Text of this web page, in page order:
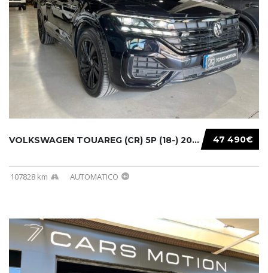
47 490€
VOLKSWAGEN TOUAREG (CR) 5P (18-) 2021...
107828 km AUTOMATICO